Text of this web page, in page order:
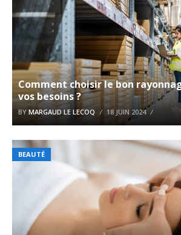
Comment choisir le bon
vos besoins ?
BY MARGAUD LE LECOQ 18 JUIN 2024
BEAUTÉ